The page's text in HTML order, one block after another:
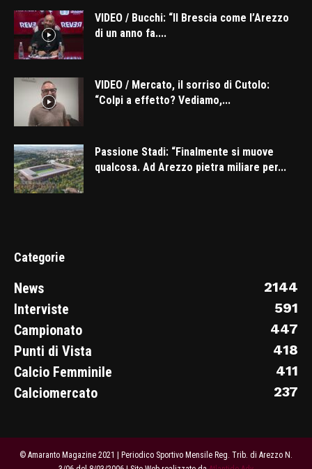
VIDEO / Bucchi: “Il Brescia come l’Arezzo
di un anno fa....
VIDEO / Mercato, il sorriso di Cutolo:
“Colpi a effetto? Vediamo,...
Passione Stadi: “Finalmente si muove
qualcosa. Ad Arezzo pietra miliare per...
Categorie
News
2144
Interviste
591
Campionato
447
Punti di Vista
418
Calcio Femminile
411
Calciomercato
237
© Amaranto Magazine 2021 | Periodico Sportivo Mensile Reg. Trib. di Arezzo N.